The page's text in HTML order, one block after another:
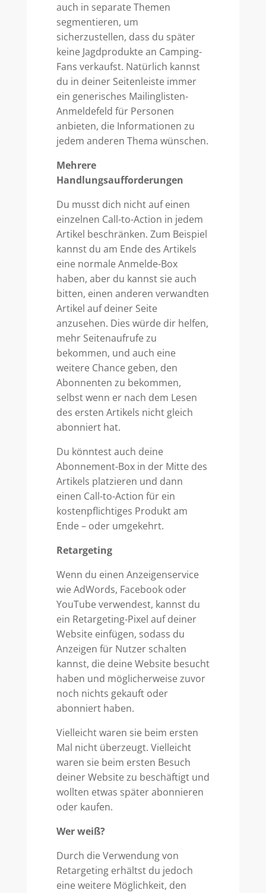
auch in separate Themen
segmentieren, um
sicherzustellen, dass du später
keine Jagdprodukte an Camping-
Fans verkaufst. Natürlich kannst
du in deiner Seitenleiste immer
ein generisches Mailinglisten-
Anmeldefeld für Personen
anbieten, die Informationen zu
jedem anderen Thema wünschen.
Mehrere
Handlungsaufforderungen
Du musst dich nicht auf einen
einzelnen Call-to-Action in jedem
Artikel beschränken. Zum Beispiel
kannst du am Ende des Artikels
eine normale Anmelde-Box
haben, aber du kannst sie auch
bitten, einen anderen verwandten
Artikel auf deiner Seite
anzusehen. Dies würde dir helfen,
mehr Seitenaufrufe zu
bekommen, und auch eine
weitere Chance geben, den
Abonnenten zu bekommen,
selbst wenn er nach dem Lesen
des ersten Artikels nicht gleich
abonniert hat.
Du könntest auch deine
Abonnement-Box in der Mitte des
Artikels platzieren und dann
einen Call-to-Action für ein
kostenpflichtiges Produkt am
Ende – oder umgekehrt.
Retargeting
Wenn du einen Anzeigenservice
wie AdWords, Facebook oder
YouTube verwendest, kannst du
ein Retargeting-Pixel auf deiner
Website einfügen, sodass du
Anzeigen für Nutzer schalten
kannst, die deine Website besucht
haben und möglicherweise zuvor
noch nichts gekauft oder
abonniert haben.
Vielleicht waren sie beim ersten
Mal nicht überzeugt. Vielleicht
waren sie beim ersten Besuch
deiner Website zu beschäftigt und
wollten etwas später abonnieren
oder kaufen.
Wer weiß?
Durch die Verwendung von
Retargeting erhältst du jedoch
eine weitere Möglichkeit, den